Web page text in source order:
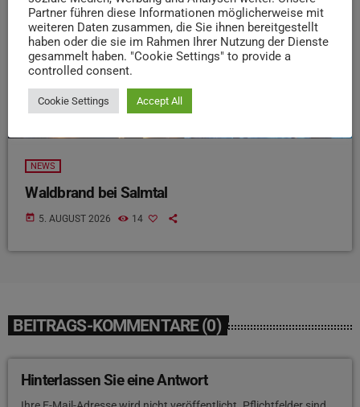
NEWS
Waldbrand bei Salmtal
today 5. AUGUST 2026 14
BEITRAGS-KOMMENTARE (0)
Hinterlassen Sie eine Antwort
Partner führen diese Informationen möglicherweise mit
weiteren Daten zusammen, die Sie ihnen bereitgestellt
haben oder die sie im Rahmen Ihrer Nutzung der Dienste
gesammelt haben. "Cookie Settings" to provide a
controlled consent.
Cookie Settings Accept All